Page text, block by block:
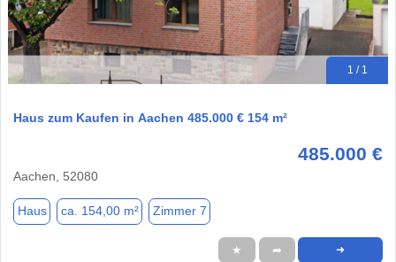
1 / 1
Haus zum Kaufen in Aachen 485.000 € 154 m²
485.000 €
Aachen, 52080
Haus ca. 154,00 m² Zimmer 7
★ ➦ ➜